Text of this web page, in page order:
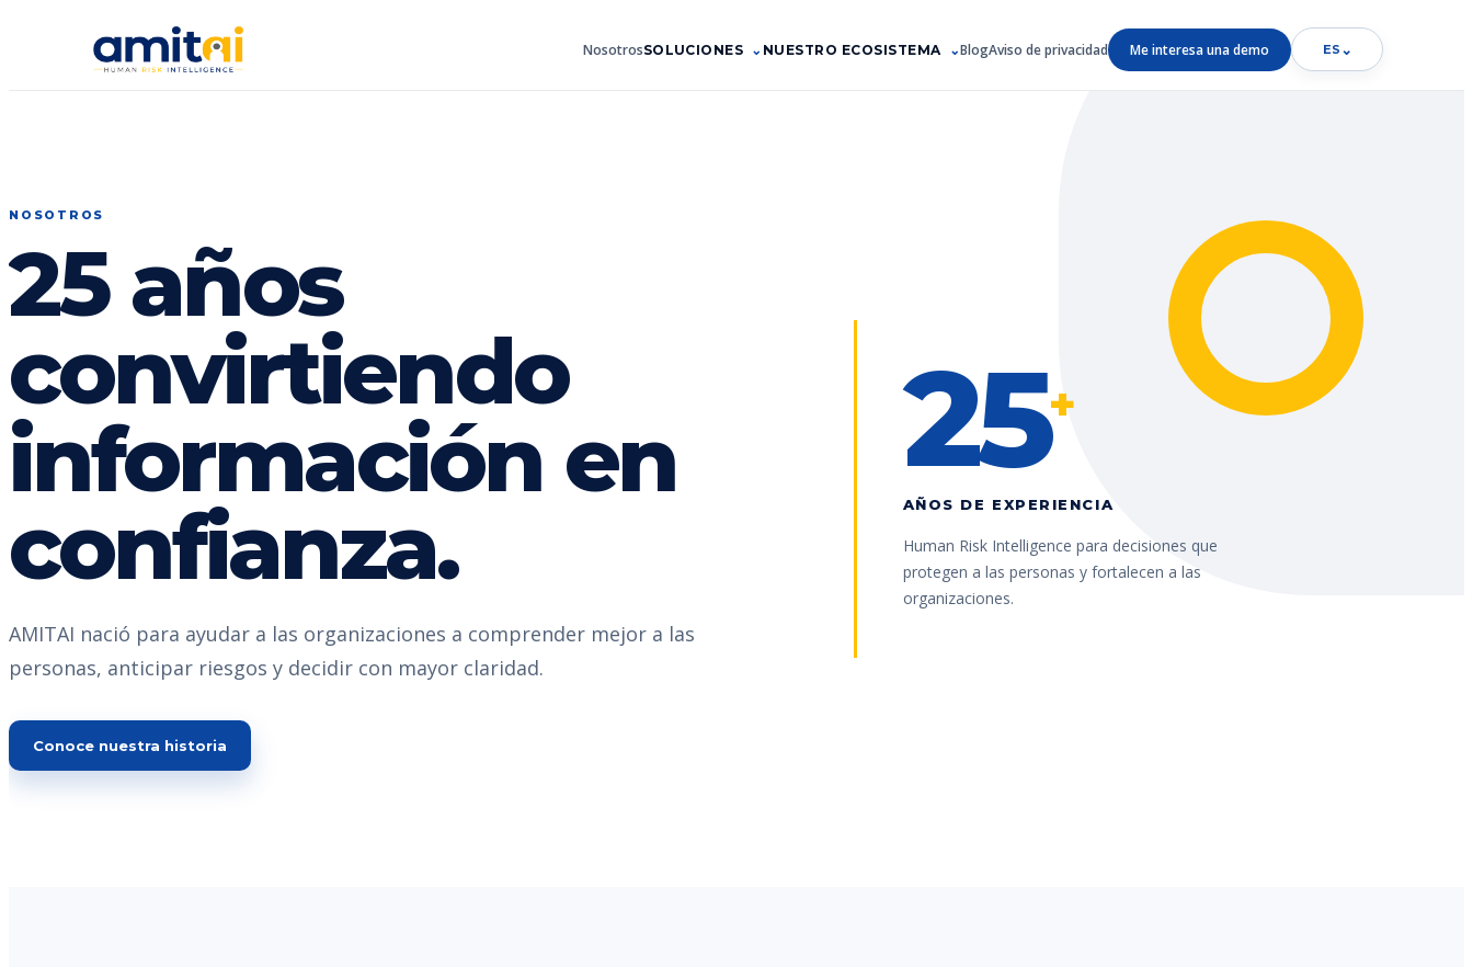
NosotrosSOLUCIONES NUESTRO ECOSISTEMA BlogAviso de privacidad Me interesa una demo ES ⌄
NOSOTROS
25 años
convirtiendo
información en
confianza.
AMITAI nació para ayudar a las organizaciones a comprender mejor a las
personas, anticipar riesgos y decidir con mayor claridad.
Conoce nuestra historia
25+
AÑOS DE EXPERIENCIA
Human Risk Intelligence para decisiones que
protegen a las personas y fortalecen a las
organizaciones.